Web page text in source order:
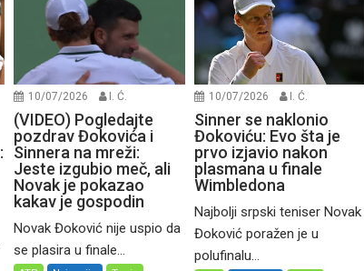
10/07/2026 I. Ć.
(VIDEO) Pogledajte
pozdrav Đokovića i
Sinnera na mreži:
Jeste izgubio meč, ali
Novak je pokazao
kakav je gospodin
Novak Đoković nije uspio da
se plasira u finale...
10/07/2026 I. Ć.
Sinner se naklonio
Đokoviću: Evo šta je
prvo izjavio nakon
plasmana u finale
Wimbledona
Najbolji srpski teniser Novak
Đoković poražen je u
polufinalu...